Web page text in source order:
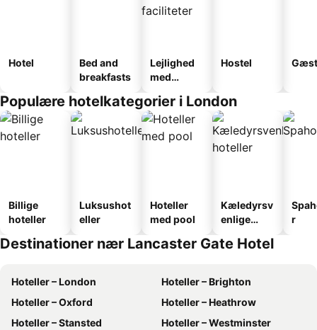
Hotel
Bed and
breakfasts
Lejlighed
med
Hostel
Populære hotelkategorier i London
Billige
hoteller
Luksushot
eller
Hoteller
med pool
Kæledyrsv
enlige
r
Destinationer nær Lancaster Gate Hotel
Hoteller – London
Hoteller – Brighton
Hoteller – Oxford
Hoteller – Heathrow
Hoteller – Stansted
Hoteller – Westminster